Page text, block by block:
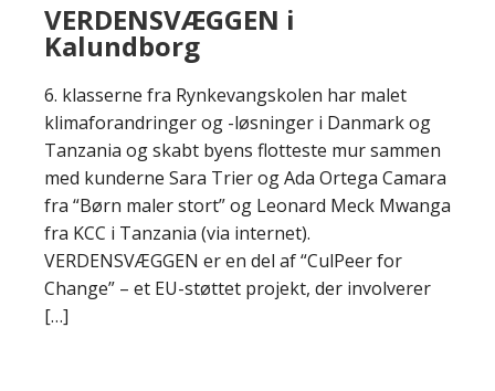
VERDENSVÆGGEN i
Kalundborg
6. klasserne fra Rynkevangskolen har malet
klimaforandringer og -løsninger i Danmark og
Tanzania og skabt byens flotteste mur sammen
med kunderne Sara Trier og Ada Ortega Camara
fra “Børn maler stort” og Leonard Meck Mwanga
fra KCC i Tanzania (via internet).
VERDENSVÆGGEN er en del af “CulPeer for
Change” – et EU-støttet projekt, der involverer
[…]